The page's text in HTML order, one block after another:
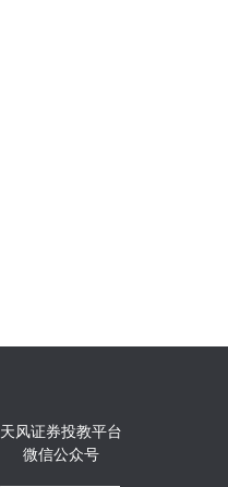
天风证券投教平台
微信公众号